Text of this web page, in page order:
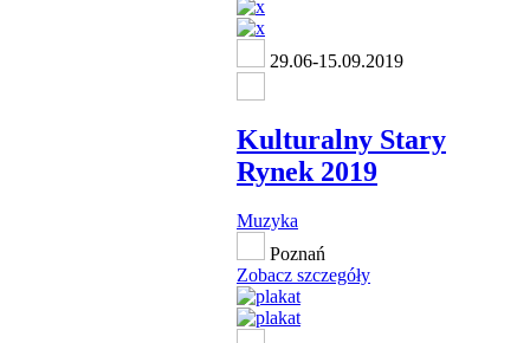
29.06-15.09.2019
Kulturalny Stary
Rynek 2019
Muzyka
Poznań
Zobacz szczegóły